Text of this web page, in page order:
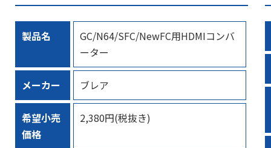
製品名
GC/N64/SFC/NewFC用HDMIコンバ
ーター
メーカー ブレア
希望小売
価格
2,380円(税抜き)